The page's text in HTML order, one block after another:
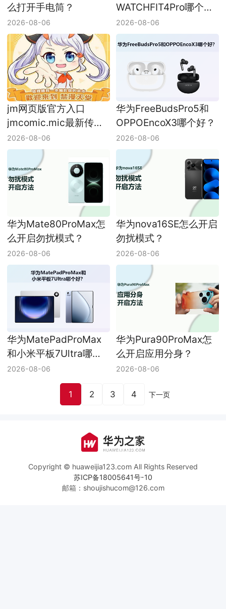
么打开手电筒？
2026-08-06
WATCHFIT4Pro哪个
好？
2026-08-06
jm网页版官方入口
jmcomic.mic最新传送
门地址
2026-08-06
华为FreeBudsPro5和
OPPOEncoX3哪个好？
2026-08-06
华为Mate80ProMax怎
么开启勿扰模式？
2026-08-06
华为nova16SE怎么开启
勿扰模式？
2026-08-06
华为MatePadProMax
和小米平板7Ultra哪个
好？
2026-08-06
华为Pura90ProMax怎
么开启应用分身？
2026-08-06
1 2 3 4 下一页
Copyright © huaweijia123.com All Rights Reserved
苏ICP备18005641号-10
邮箱：shoujishucom@126.com